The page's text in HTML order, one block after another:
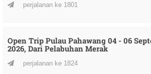
perjalanan ke 1801
Open Trip Pulau Pahawang 04 - 06
2026, Dari Pelabuhan Merak
perjalanan ke 1824